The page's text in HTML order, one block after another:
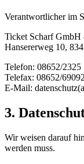
Verantwortlicher im
Ticket Scharf
Hansererweg 10,
Telefon: 08652/2325
Telefax: 08652/
E-Mail:
3.
Wir weisen darauf
werden muss.